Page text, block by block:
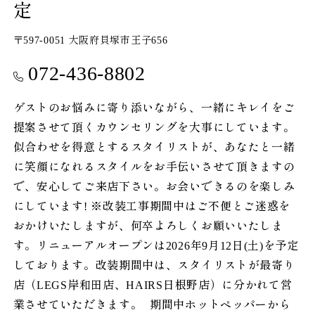
定
〒597-0051 大阪府貝塚市王子656
072-436-8802
ゲストのお悩みに寄り添いながら、一緒にキレイをご
提案させて頂くカウンセリングを大事にしています。
似合わせを得意とするスタイリストが、あなたと一緒
に笑顔になれるスタイルをお手伝いさせて頂きますの
で、安心してご来店下さい。お会いできるのを楽しみ
にしています! ※改装工事期間中はご不便とご迷惑を
おかけいたしますが、何卒よろしくお願いいたしま
す。リニューアルオープンは2026年9月12日(土)を予定
しております。改装期間中は、スタイリストが最寄り
店（LEGS岸和田店、HAIRS日根野店）に分かれて営
業させていただきます。 期間中ホットペッパーから